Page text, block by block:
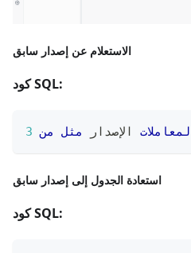
الاستعلام عن إصدار سابق
كود SQL:
المعاملات الإصدار مثل من 3
استعادة الجدول إلى إصدار سابق
كود SQL: